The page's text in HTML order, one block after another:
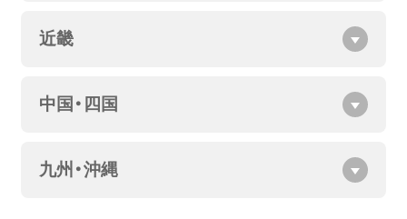
近畿
中国・四国
九州・沖縄